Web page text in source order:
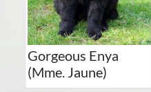
Gorgeous Enya
(Mme. Jaune)